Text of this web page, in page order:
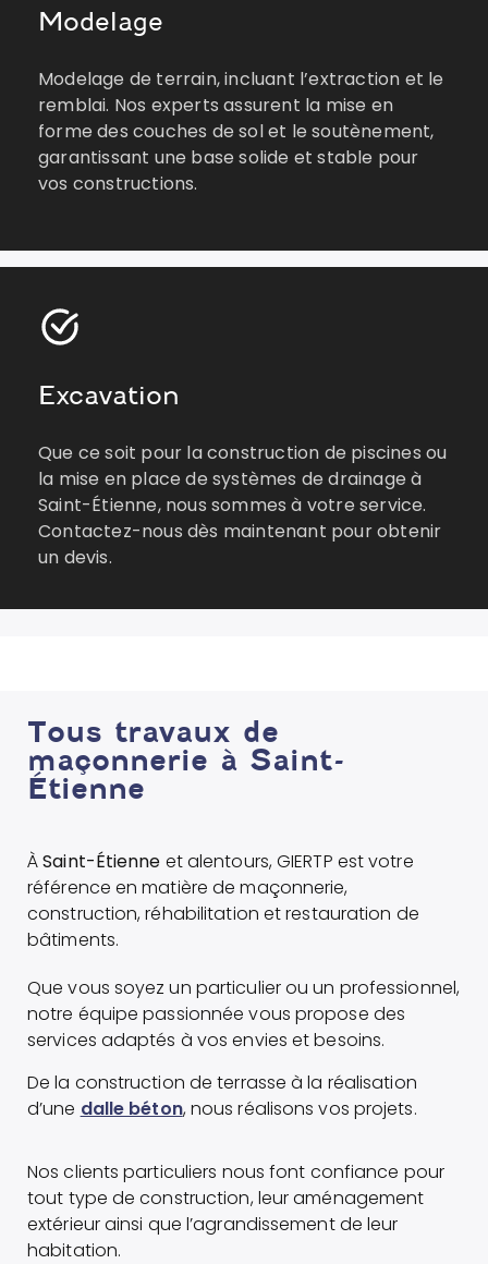
Modelage
Modelage de terrain, incluant l’extraction et le
remblai. Nos experts assurent la mise en
forme des couches de sol et le soutènement,
garantissant une base solide et stable pour
vos constructions.
Excavation
Que ce soit pour la construction de piscines ou
la mise en place de systèmes de drainage à
Saint-Étienne, nous sommes à votre service.
Contactez-nous dès maintenant pour obtenir
un devis.
Tous travaux de
maçonnerie à Saint-
Étienne
ÀSaint-Étienne et alentours, GIERTP est votre
référence en matière de maçonnerie,
construction, réhabilitation et restauration de
bâtiments.
Que vous soyez un particulier ou un professionnel,
notre équipe passionnée vous propose des
services adaptés à vos envies et besoins.
De la construction de terrasse à la réalisation
d’une dalle béton, nous réalisons vos projets.
Nos clients particuliers nous font confiance pour
tout type de construction, leur aménagement
extérieur ainsi que l’agrandissement de leur
habitation.